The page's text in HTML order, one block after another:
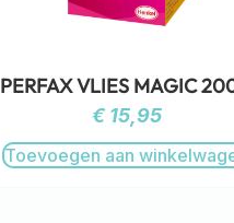
PERFAX VLIES MAGIC
€15,95
Toevoegen aan